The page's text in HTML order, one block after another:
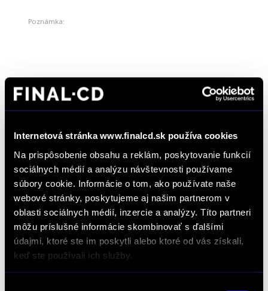
Internetová stránka www.finalcd.sk používa cookies
Na prispôsobenie obsahu a reklám, poskytovanie funkcií
sociálnych médií a analýzu návštevnosti používame
súbory cookie. Informácie o tom, ako používate naše
webové stránky, poskytujeme aj našim partnerom v
oblasti sociálnych médií, inzercie a analýzy. Títo partneri
môžu príslušné informácie skombinovať s ďalšími
údajmi, ktoré ste im poskytli alebo ktoré od vás získali,
keď ste používali ich služby.
Poznámka:
*Súhlasím so spracúvaním formulárom poskytnutých osobných údajov na
vybavovania objednávok, dopytov na produkty a služby, žiadostí a podnetov zadaných
prostredníctvom online formulárov na webstránke www.finalcd.sk.S podmienkami
spracúvania osobných údajov sa oboznámim TU.
newslettrov prezentujúcich ponuku a služby autorizovaných predajcov
vozidiel FINAL-CD. S podmienkami spracúvania osobných údajov na tento účel sa